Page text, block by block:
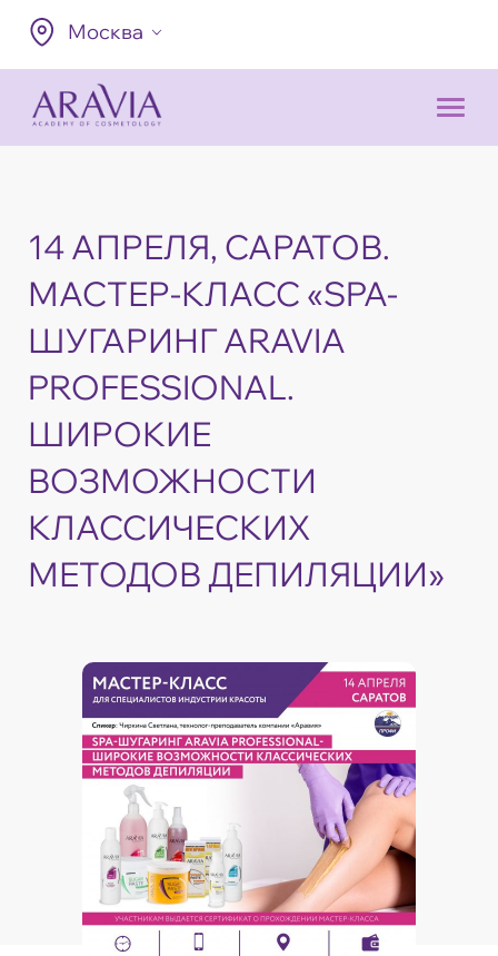
Москва
14 АПРЕЛЯ, САРАТОВ.
МАСТЕР-КЛАСС «SPA-
ШУГАРИНГ ARAVIA
PROFESSIONAL.
ШИРОКИЕ
ВОЗМОЖНОСТИ
КЛАССИЧЕСКИХ
МЕТОДОВ ДЕПИЛЯЦИИ»